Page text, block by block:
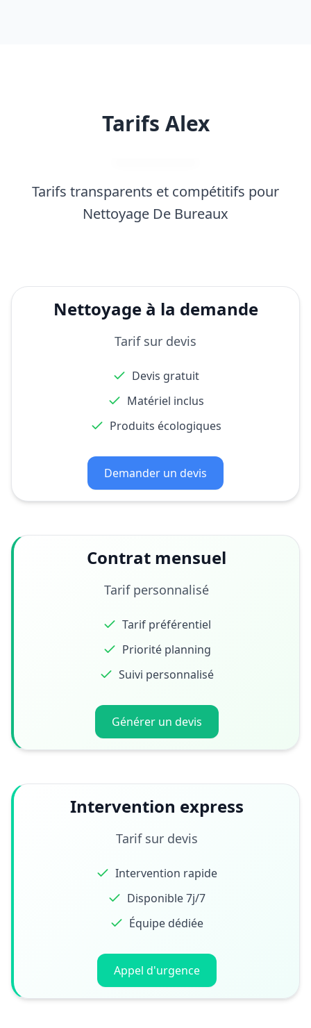
Tarifs Alex
Tarifs transparents et compétitifs pour
Nettoyage De Bureaux
Nettoyage à la demande
Tarif sur devis
Devis gratuit
Matériel inclus
Produits écologiques
Demander un devis
Contrat mensuel
Tarif personnalisé
Tarif préférentiel
Priorité planning
Suivi personnalisé
Générer un devis
Intervention express
Tarif sur devis
Intervention rapide
Disponible 7j/7
Équipe dédiée
Appel d'urgence